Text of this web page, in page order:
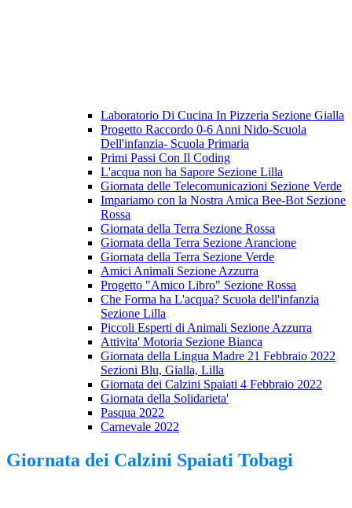
Laboratorio Di Cucina In Pizzeria Sezione Gialla
Progetto Raccordo 0-6 Anni Nido-Scuola
Dell'infanzia- Scuola Primaria
Primi Passi Con Il Coding
L'acqua non ha Sapore Sezione Lilla
Giornata delle Telecomunicazioni Sezione Verde
Impariamo con la Nostra Amica Bee-Bot Sezione
Rossa
Giornata della Terra Sezione Rossa
Giornata della Terra Sezione Arancione
Giornata della Terra Sezione Verde
Amici Animali Sezione Azzurra
Progetto "Amico Libro" Sezione Rossa
Che Forma ha L'acqua? Scuola dell'infanzia
Sezione Lilla
Piccoli Esperti di Animali Sezione Azzurra
Attivita' Motoria Sezione Bianca
Giornata della Lingua Madre 21 Febbraio 2022
Sezioni Blu, Gialla, Lilla
Giornata dei Calzini Spaiati 4 Febbraio 2022
Giornata della Solidarieta'
Pasqua 2022
Carnevale 2022
Giornata dei Calzini Spaiati Tobagi